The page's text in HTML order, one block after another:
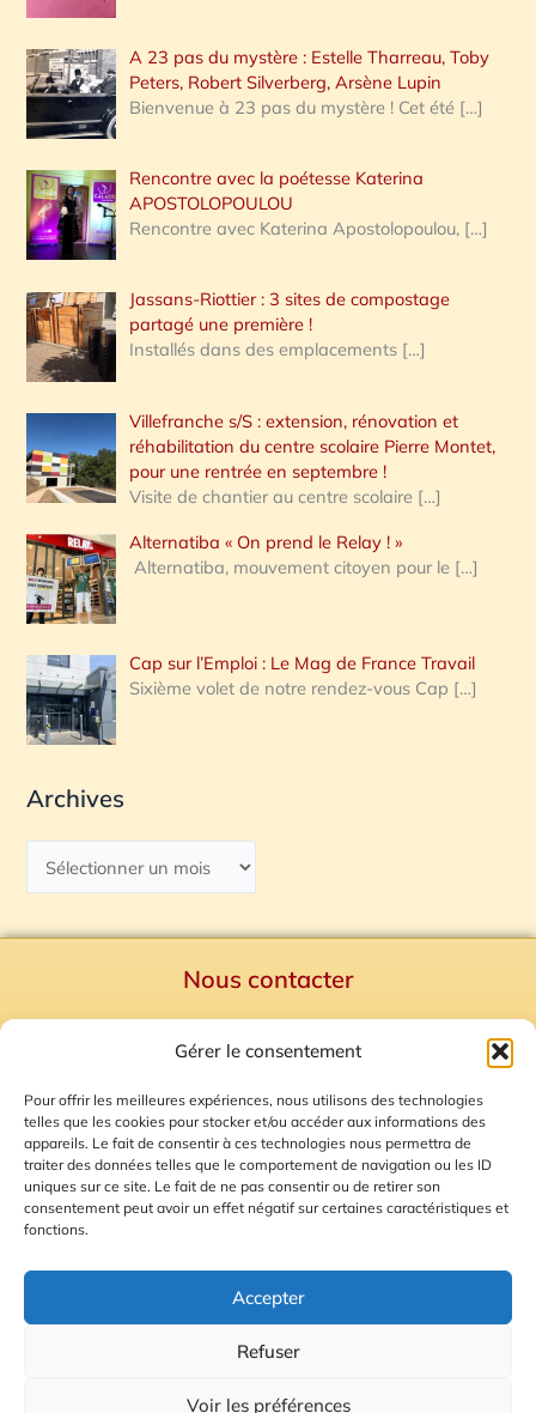
Gérer le consentement
Pour offrir les meilleures expériences, nous utilisons des technologies
telles que les cookies pour stocker et/ou accéder aux informations des
appareils. Le fait de consentir à ces technologies nous permettra de
traiter des données telles que le comportement de navigation ou les ID
uniques sur ce site. Le fait de ne pas consentir ou de retirer son
consentement peut avoir un effet négatif sur certaines caractéristiques et
fonctions.
Accepter
Refuser
Voir les préférences
A 23 pas du mystère : Estelle Tharreau, Toby
Peters, Robert Silverberg, Arsène Lupin
Bienvenue à 23 pas du mystère ! Cet été […]
Rencontre avec la poétesse Katerina
APOSTOLOPOULOU
Rencontre avec Katerina Apostolopoulou, […]
Jassans-Riottier : 3 sites de compostage
partagé une première !
Installés dans des emplacements […]
Villefranche s/S : extension, rénovation et
réhabilitation du centre scolaire Pierre Montet,
pour une rentrée en septembre !
Visite de chantier au centre scolaire […]
Alternatiba « On prend le Relay ! »
Alternatiba, mouvement citoyen pour le […]
Cap sur l’Emploi : Le Mag de France Travail
Sixième volet de notre rendez-vous Cap […]
Archives
Nous contacter
Mentions Légales
Plan du site
Gestion des Cookies
© 2026 Radio Calade